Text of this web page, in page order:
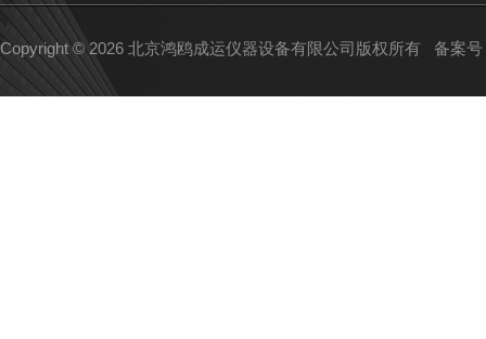
Copyright © 2026 北京鸿鸥成运仪器设备有限公司版权所有 备案号